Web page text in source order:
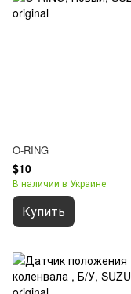
O-RING
$10
В наличии в Украине
Купить